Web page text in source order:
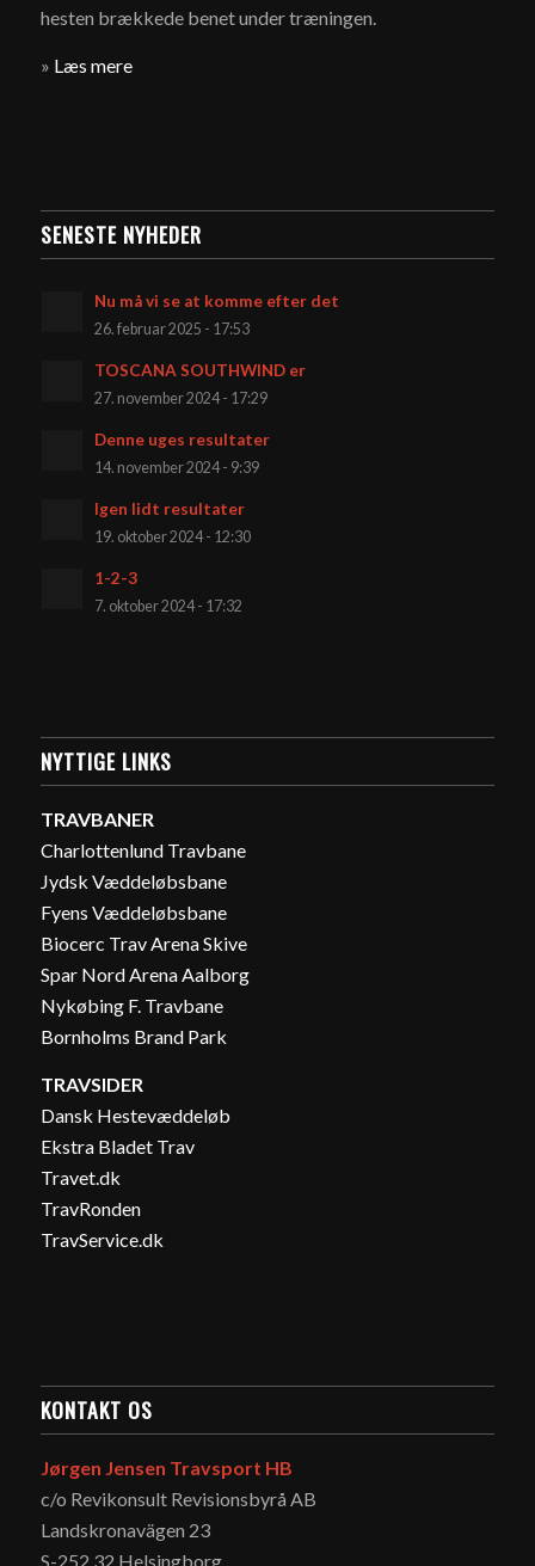
hesten brækkede benet under træningen.
» Læs mere
SENESTE NYHEDER
Nu må vi se at komme efter det
26. februar 2025 - 17:53
TOSCANA SOUTHWIND er
27. november 2024 - 17:29
Denne uges resultater
14. november 2024 - 9:39
Igen lidt resultater
19. oktober 2024 - 12:30
1-2-3
7. oktober 2024 - 17:32
NYTTIGE LINKS
TRAVBANER
Charlottenlund Travbane
Jydsk Væddeløbsbane
Fyens Væddeløbsbane
Biocerc Trav Arena Skive
Spar Nord Arena Aalborg
Nykøbing F. Travbane
Bornholms Brand Park
TRAVSIDER
Dansk Hestevæddeløb
Ekstra Bladet Trav
Travet.dk
TravRonden
TravService.dk
KONTAKT OS
Jørgen Jensen Travsport HB
c/o Revikonsult Revisionsbyrå AB
Landskronavägen 23
S-252 32 Helsingborg